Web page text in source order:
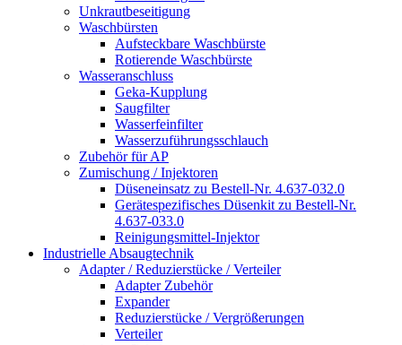
Unkrautbeseitigung
Waschbürsten
Aufsteckbare Waschbürste
Rotierende Waschbürste
Wasseranschluss
Geka-Kupplung
Saugfilter
Wasserfeinfilter
Wasserzuführungsschlauch
Zubehör für AP
Zumischung / Injektoren
Düseneinsatz zu Bestell-Nr. 4.637-032.0
Gerätespezifisches Düsenkit zu Bestell-Nr.
4.637-033.0
Reinigungsmittel-Injektor
Industrielle Absaugtechnik
Adapter / Reduzierstücke / Verteiler
Adapter Zubehör
Expander
Reduzierstücke / Vergrößerungen
Verteiler